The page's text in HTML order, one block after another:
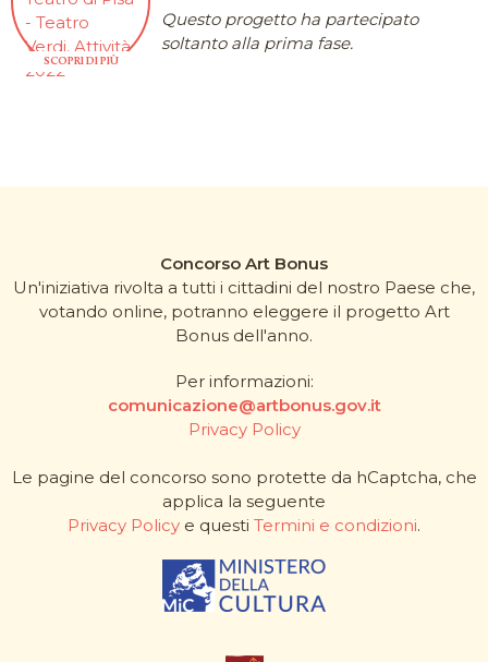
SCOPRI DI PIÙ
Questo progetto ha partecipato
soltanto alla prima fase.
Concorso Art Bonus
Un'iniziativa rivolta a tutti i cittadini del nostro Paese che,
votando online, potranno eleggere il progetto Art
Bonus dell'anno.
Per informazioni:
comunicazione@artbonus.gov.it
Privacy Policy
Le pagine del concorso sono protette da hCaptcha, che
applica la seguente
Privacy Policy e questi Termini e condizioni.